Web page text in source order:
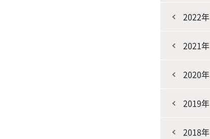
2022年
2021年
2020年
2019年
2018年